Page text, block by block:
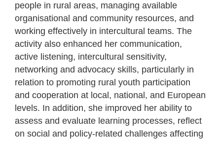
people in rural areas, managing available
organisational and community resources, and
working effectively in intercultural teams. The
activity also enhanced her communication,
active listening, intercultural sensitivity,
networking and advocacy skills, particularly in
relation to promoting rural youth participation
and cooperation at local, national, and European
levels. In addition, she improved her ability to
assess and evaluate learning processes, reflect
on social and policy-related challenges affecting